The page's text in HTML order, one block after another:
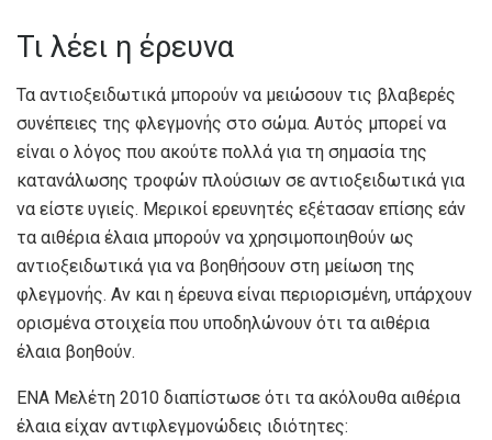
Τι λέει η έρευνα
Τα αντιοξειδωτικά μπορούν να μειώσουν τις βλαβερές
συνέπειες της φλεγμονής στο σώμα. Αυτός μπορεί να
είναι ο λόγος που ακούτε πολλά για τη σημασία της
κατανάλωσης τροφών πλούσιων σε αντιοξειδωτικά για
να είστε υγιείς. Μερικοί ερευνητές εξέτασαν επίσης εάν
τα αιθέρια έλαια μπορούν να χρησιμοποιηθούν ως
αντιοξειδωτικά για να βοηθήσουν στη μείωση της
φλεγμονής. Αν και η έρευνα είναι περιορισμένη, υπάρχουν
ορισμένα στοιχεία που υποδηλώνουν ότι τα αιθέρια
έλαια βοηθούν.
ΕΝΑ Μελέτη 2010 διαπίστωσε ότι τα ακόλουθα αιθέρια
έλαια είχαν αντιφλεγμονώδεις ιδιότητες: